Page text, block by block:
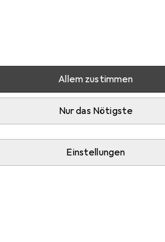
Allem zustimmen
Nur das Nötigste
Einstellungen
Traumtexte Zubehör